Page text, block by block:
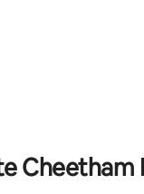
Cheetham